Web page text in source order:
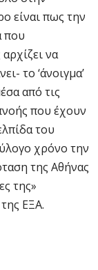
είναι πως την
που
να
το ‘άνοιγμα’
από τις
που έχουν
του
χρόνο την
της Αθήνας
της»
ΕΞΑ.